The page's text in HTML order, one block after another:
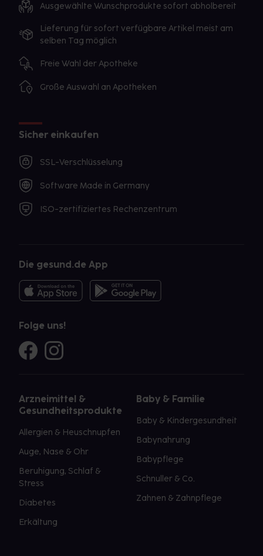
Ausgewählte Wunschprodukte sofort abholbereit
Lieferung für sofort verfügbare Artikel meist am
selben Tag möglich
Freie Wahl der Apotheke
Große Auswahl an Apotheken
Sicher einkaufen
SSL-Verschlüsselung
Software Made in Germany
ISO-zertifiziertes Rechenzentrum
Die gesund.de App
Folge uns!
Arzneimittel &
Gesundheitsprodukte
Allergien & Heuschnupfen
Auge, Nase & Ohr
Beruhigung, Schlaf &
Stress
Diabetes
Erkältung
Baby & Familie
Baby & Kindergesundheit
Babynahrung
Babypflege
Schnuller & Co.
Zahnen & Zahnpflege